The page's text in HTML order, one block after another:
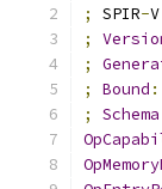
;
SPIR-V
;
;
;
Bound :
;
Schema